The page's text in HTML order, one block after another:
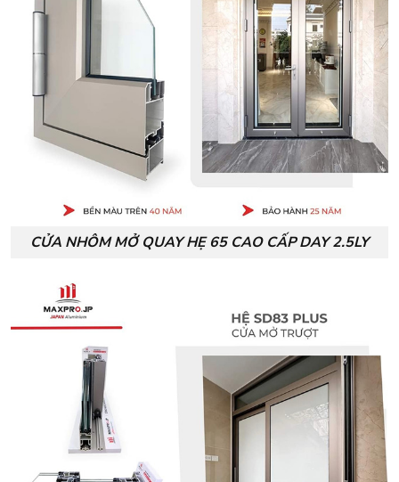
CỬA NHÔM MỞ QUAY HẸ 65 CAO CẤP DAY 2.5LY